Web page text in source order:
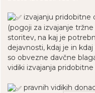
izvajanju pridobitne
(pogoji za izvajanje
storitev, na kaj je
dejavnosti, kdaj je in
so obvezne davčne
vidiki izvajanja
pravnih vidikih